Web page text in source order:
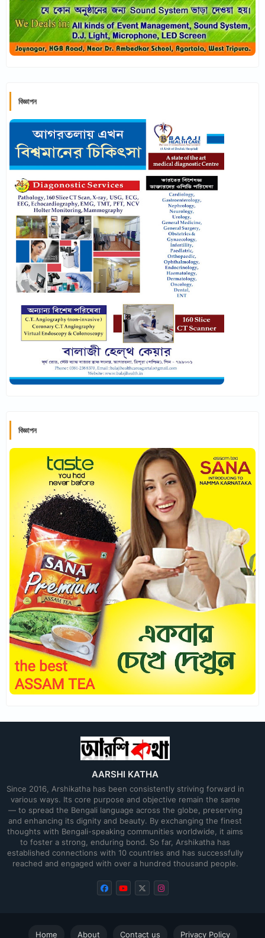
বিজ্ঞাপন
বিজ্ঞাপন
AARSHI KATHA
Since 2016, Arshikatha has been consistently striving forward in
various ways. Its core purpose and objective remain the same
— to spread the Bengali language across the globe, preserving
and enhancing its dignity and beauty. By exchanging the finest
thoughts with Bengali-speaking communities worldwide, it aims
to foster a strong, enduring bond. So far, Arshikatha has
established connections with 10 countries and has successfully
reached and engaged with over a hundred thousand people.
Home About Contact us Privacy Policy